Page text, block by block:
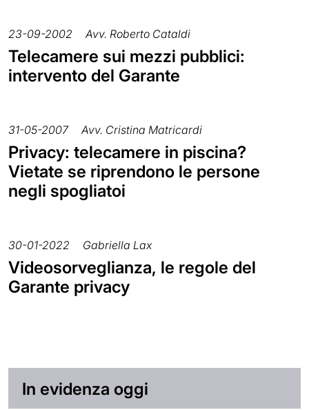
23-09-2002 Avv. Roberto Cataldi
Telecamere sui mezzi pubblici:
intervento del Garante
31-05-2007 Avv. Cristina Matricardi
Privacy: telecamere in piscina?
Vietate se riprendono le persone
negli spogliatoi
30-01-2022 Gabriella Lax
Videosorveglianza, le regole del
Garante privacy
In evidenza oggi